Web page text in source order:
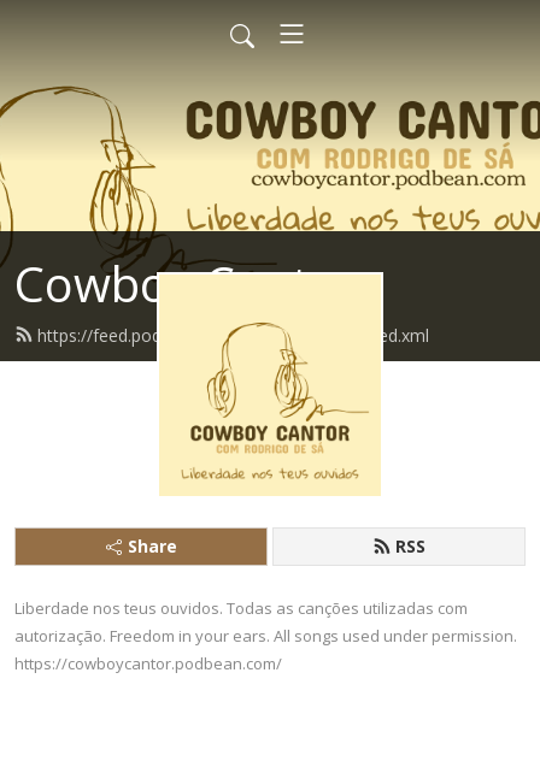
Cowboy Cantor
https://feed.podbean.com/cowboycantor/feed.xml
Share RSS
Liberdade nos teus ouvidos. Todas as canções utilizadas com
autorização. Freedom in your ears. All songs used under permission.
https://cowboycantor.podbean.com/